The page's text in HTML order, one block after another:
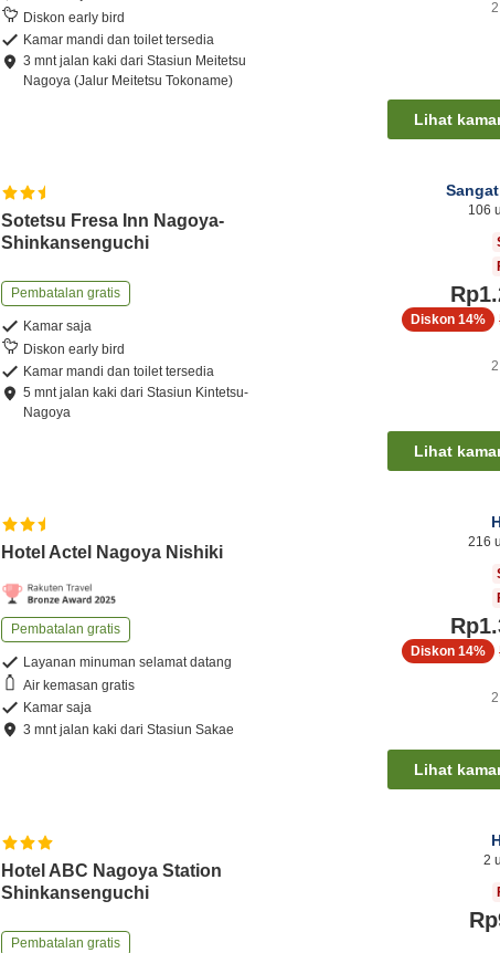
Diskon early bird
Kamar mandi dan toilet tersedia
3 mntjalan kaki dariStasiun Meitetsu
Nagoya (Jalur Meitetsu Tokoname)
2
Lihat
Sotetsu Fresa Inn Nagoya-
Shinkansenguchi
Pembatalan gratis
Kamar saja
Diskon early bird
Kamar mandi dan toilet tersedia
5 mntjalan kaki dariStasiun Kintetsu-
Nagoya
106
Diskon 14%
2
Lihat
Hotel Actel Nagoya Nishiki
Pembatalan gratis
Layanan minuman selamat datang
Air kemasan gratis
Kamar saja
3 mntjalan kaki dariStasiun Sakae
216
Diskon 14%
2
Lihat
Hotel ABC Nagoya Station
Shinkansenguchi
Pembatalan gratis
2